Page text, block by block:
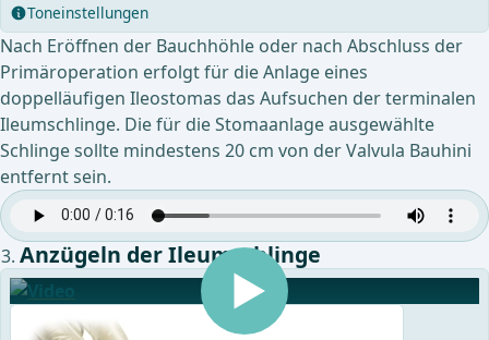
Toneinstellungen
Nach Eröffnen der Bauchhöhle oder nach Abschluss der
Primäroperation erfolgt für die Anlage eines
doppelläufigen Ileostomas das Aufsuchen der terminalen
Ileumschlinge. Die für die Stomaanlage ausgewählte
Schlinge sollte mindestens 20 cm von der Valvula Bauhini
entfernt sein.
Anzügeln der Ileumschlinge